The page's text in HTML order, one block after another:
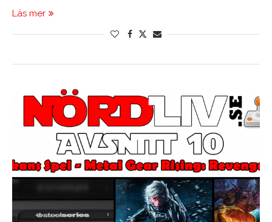
Läs mer